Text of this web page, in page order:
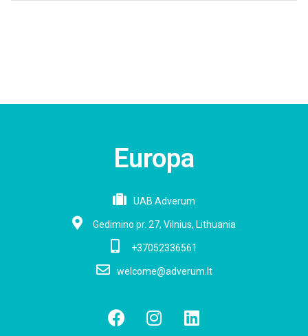
Europa
UAB Adverum
Gedimino pr. 27, Vilnius, Lithuania
+37052336561
welcome@adverum.lt